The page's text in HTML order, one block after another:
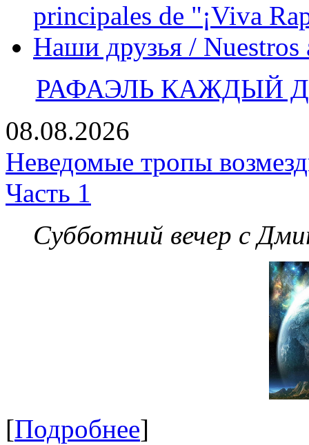
principales de "¡Viva
Наши друзья / Nuestros
РАФАЭЛЬ КАЖДЫЙ
08.08.2026
Неведомые тропы
Часть 1
Субботний вечер с
[Подробнее]